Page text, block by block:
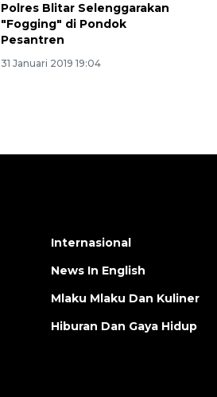
Polres Blitar Selenggarakan
"Fogging" di Pondok
Pesantren
31 Januari 2019 19:04
Internasional
News In English
Mlaku Mlaku Dan Kuliner
Hiburan Dan Gaya Hidup